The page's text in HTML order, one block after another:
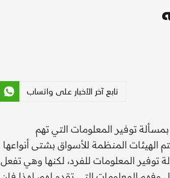
تابع آخر الأخبار على واتساب
توفير المعلومات التي تهم
الهيئات المنظمة للأسواق بشتى أنواعها
المعلومات للفرد، لكنها وهي تفعل